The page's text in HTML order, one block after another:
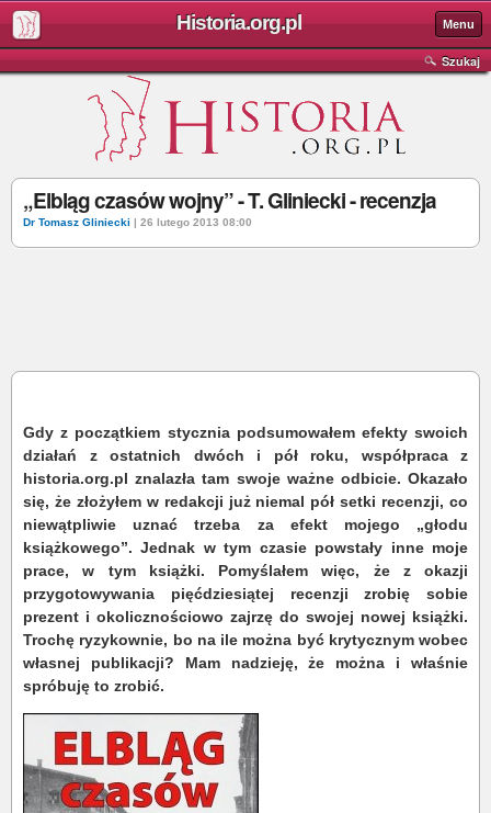
Historia.org.pl Menu
Szukaj
„Elbląg czasów wojny” - T. Gliniecki - recenzja
Dr Tomasz Gliniecki | 26 lutego 2013 08:00
Gdy z początkiem stycznia podsumowałem efekty swoich
działań z ostatnich dwóch i pół roku, współpraca z
historia.org.pl znalazła tam swoje ważne odbicie. Okazało
się, że złożyłem w redakcji już niemal pół setki recenzji, co
niewątpliwie uznać trzeba za efekt mojego „głodu
książkowego”. Jednak w tym czasie powstały inne moje
prace, w tym książki. Pomyślałem więc, że z okazji
przygotowywania pięćdziesiątej recenzji zrobię sobie
prezent i okolicznościowo zajrzę do swojej nowej książki.
Trochę ryzykownie, bo na ile można być krytycznym wobec
własnej publikacji? Mam nadzieję, że można i właśnie
spróbuję to zrobić.